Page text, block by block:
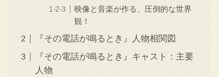
映像と音楽が作る、圧倒的な世界
観！
『その電話が鳴るとき』人物相関図
『その電話が鳴るとき』キャスト：主要
人物